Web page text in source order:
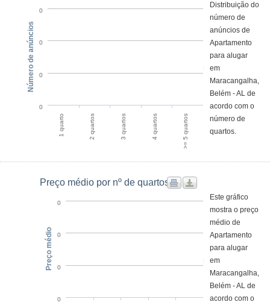
1 quarto 2 quartos 3 quartos 4 quartos >= 5 quartos
0
0
0
0
Número de anúncios
Distribuição do
número de
anúncios de
Apartamento
para alugar
em
Maracangalha,
Belém - AL de
acordo com o
número de
quartos.
Preço médio por nº de quartos
0
0
0
0
Preço médio
Este gráfico
mostra o preço
médio de
Apartamento
para alugar
em
Maracangalha,
Belém - AL de
acordo com o